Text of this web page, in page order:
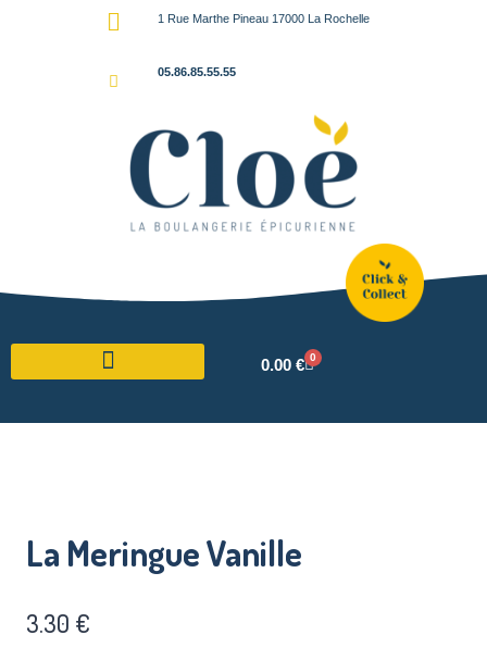
1 Rue Marthe Pineau 17000 La Rochelle
05.86.85.55.55
0.00 € 0
La Meringue Vanille
3.30 €